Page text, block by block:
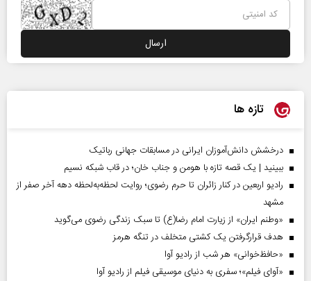
تازه ها
درخشش دانش‌آموزان ایرانی در مسابقات جهانی رباتیک
ببینید | یک قصه تازه با هومن و جناب‌ خان؛ در قاب شبکه نسیم
رادیو اربعین در کنار زائران تا حرم رضوی؛ روایت لحظه‌به‌لحظه دهه آخر صفر از
مشهد
«وطنم ایران» از زیارت امام رضا(ع) تا سبک زندگی رضوی می‌گوید
هدف قرارگرفتن یک کشتی متخلف در تنگه هرمز
«حافظ‌خوانی» هر شب از رادیو آوا
«آوای فیلم»؛ سفری به دنیای موسیقی فیلم از رادیو آوا